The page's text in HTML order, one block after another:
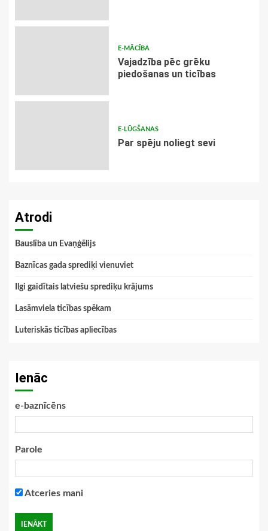
E-MĀCĪBA
Vajadzība pēc grēku
piedošanas un ticības
E-LŪGŠANAS
Par spēju noliegt sevi
Atrodi
Bauslība un Evaņģēlijs
Baznīcas gada sprediķi vienuviet
Ilgi gaidītais latviešu sprediķu krājums
Lasāmviela ticības spēkam
Luteriskās ticības apliecības
Ienāc
e-baznīcēns
Parole
Atceries mani